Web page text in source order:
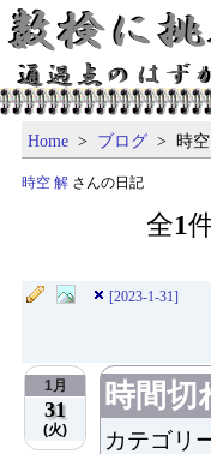
Home > ブログ > 時
時空 解 さんの日記
全1
[2023-1-31]
1月
31
(火)
時間切
カテゴリ